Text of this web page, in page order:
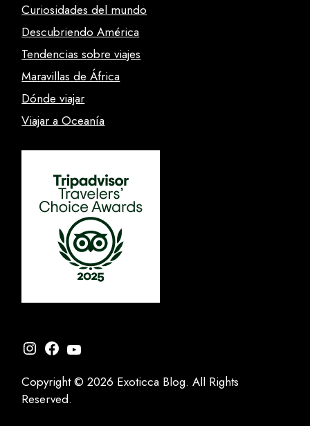
Curiosidades del mundo
Descubriendo América
Tendencias sobre viajes
Maravillas de África
Dónde viajar
Viajar a Oceanía
Instagram
Facebook
YouTube
Copyright © 2026 Exoticca Blog. All Rights
Reserved.